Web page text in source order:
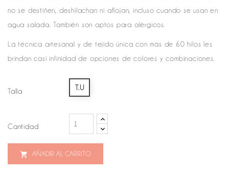
no se destiñen, deshilachan ni aflojan, incluso cuando se usan en
agua salada. También son aptos para alérgicos.
La técnica artesanal y de tejido única con más de 60 hilos les
brindan casi infinidad de opciones de colores y combinaciones.
Talla T.U
Cantidad
 AÑADIR AL CARRITO